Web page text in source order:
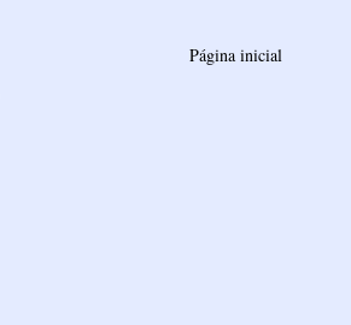
Página inicial